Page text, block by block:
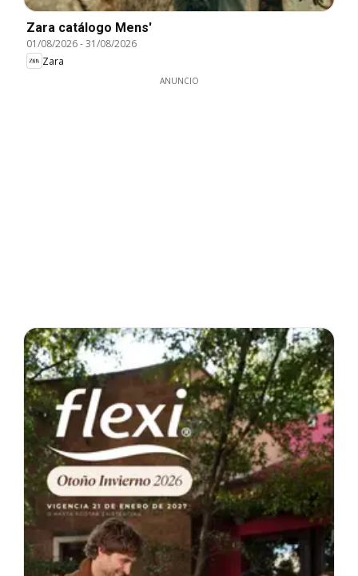
Zara catálogo Mens'
01/08/2026-31/08/2026
Zara
ANUNCIO